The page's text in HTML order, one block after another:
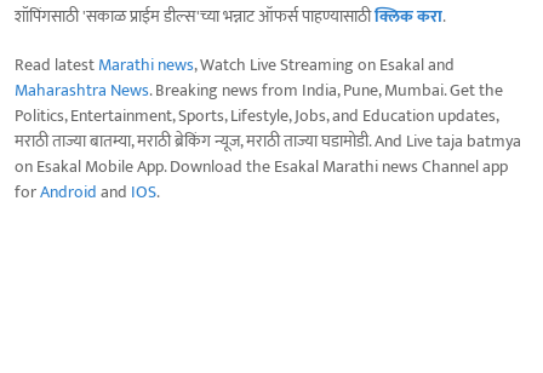
शॉपिंगसाठी 'सकाळ प्राईम डील्स'च्या भन्नाट ऑफर्स पाहण्यासाठीक्लिक करा.
Read latestMarathi news, Watch Live Streaming on Esakal and
Maharashtra News. Breaking news from India, Pune, Mumbai. Get the
Politics, Entertainment, Sports, Lifestyle, Jobs, and Education updates,
मराठी ताज्या बातम्या, मराठी ब्रेकिंग न्यूज, मराठी ताज्या घडामोडी. And Live taja batmya
on Esakal Mobile App. Download the Esakal Marathi news Channel app
forAndroidand IOS.